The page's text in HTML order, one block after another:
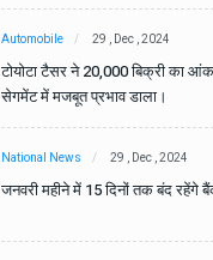
Automobile 29 , Dec , 2024
टोयोटा टैसर ने 20,000 बिक्री का
सेगमेंट में मजबूत प्रभाव डाला।
National News 29 , Dec , 2024
जनवरी महीने में 15 दिनों तक बंद रहेंगे